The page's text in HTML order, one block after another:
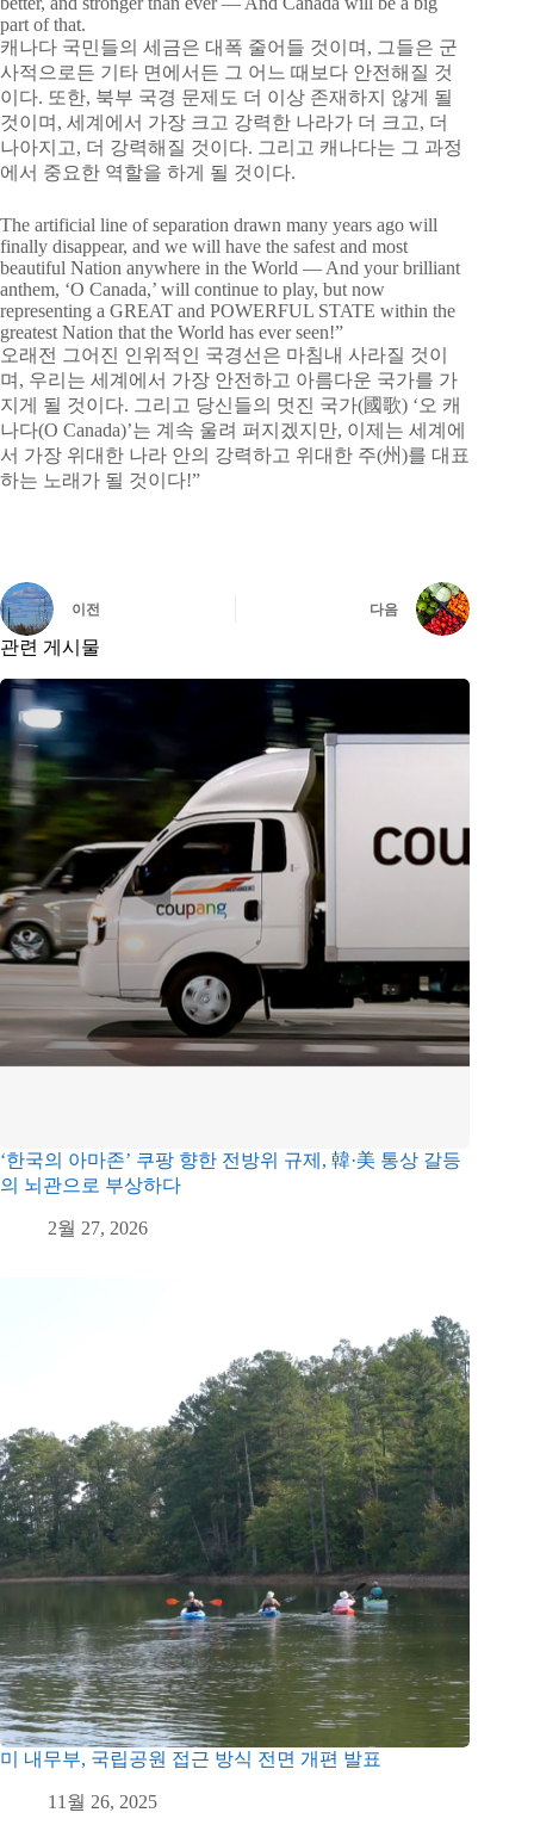
part of that.
캐나다 국민들의 세금은 대폭 줄어들 것이며, 그들은 군
사적으로든 기타 면에서든 그 어느 때보다 안전해질 것
이다. 또한, 북부 국경 문제도 더 이상 존재하지 않게 될
것이며, 세계에서 가장 크고 강력한 나라가 더 크고, 더
나아지고, 더 강력해질 것이다. 그리고 캐나다는 그 과정
에서 중요한 역할을 하게 될 것이다.
The artificial line of separation drawn many years ago will
finally disappear, and we will have the safest and most
beautiful Nation anywhere in the World — And your brilliant
anthem, ‘O Canada,’ will continue to play, but now
representing a GREAT and POWERFUL STATE within the
greatest Nation that the World has ever seen!”
오래전 그어진 인위적인 국경선은 마침내 사라질 것이
며, 우리는 세계에서 가장 안전하고 아름다운 국가를 가
지게 될 것이다. 그리고 당신들의 멋진 국가(國歌) ‘오 캐
나다(O Canada)’는 계속 울려 퍼지겠지만, 이제는 세계에
서 가장 위대한 나라 안의 강력하고 위대한 주(州)를 대표
하는 노래가 될 것이다!”
이전 다음
관련 게시물
‘한국의 아마존’ 쿠팡 향한 전방위 규제, 韓·美 통상 갈등
의 뇌관으로 부상하다
2월 27, 2026
미 내무부, 국립공원 접근 방식 전면 개편 발표
11월 26, 2025